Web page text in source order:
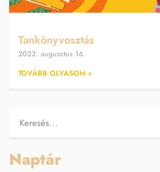
Tankönyvosztás
2023. augusztus 16.
TOVÁBB OLVASOM »
Naptár